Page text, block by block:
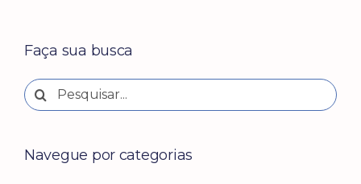
Faça sua busca
Buscar
resultados
Navegue por categorias